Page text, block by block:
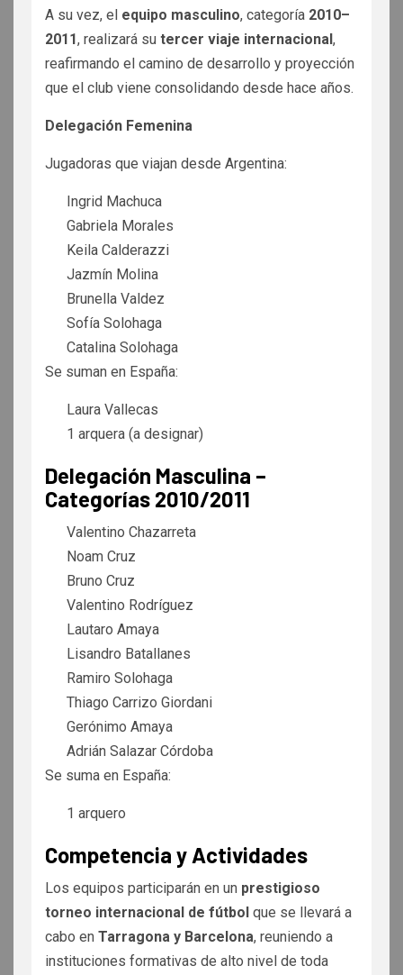
A su vez, el equipo masculino, categoría 2010–
2011, realizará su tercer viaje internacional,
reafirmando el camino de desarrollo y proyección
que el club viene consolidando desde hace años.
Delegación Femenina
Jugadoras que viajan desde Argentina:
Ingrid Machuca
Gabriela Morales
Keila Calderazzi
Jazmín Molina
Brunella Valdez
Sofía Solohaga
Catalina Solohaga
Se suman en España:
Laura Vallecas
1 arquera (a designar)
Delegación Masculina –
Categorías 2010/2011
Valentino Chazarreta
Noam Cruz
Bruno Cruz
Valentino Rodríguez
Lautaro Amaya
Lisandro Batallanes
Ramiro Solohaga
Thiago Carrizo Giordani
Gerónimo Amaya
Adrián Salazar Córdoba
Se suma en España:
1 arquero
Competencia y Actividades
Los equipos participarán en un prestigioso
torneo internacional de fútbol que se llevará a
cabo en Tarragona y Barcelona, reuniendo a
instituciones formativas de alto nivel de toda